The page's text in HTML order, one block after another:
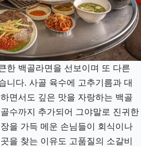
한 백골라면을 선보이며 또 다른
니다. 사골 육수에 고추기름과 대
면서도 깊은 맛을 자랑하는 백골
수까지 추가되어 그야말로 진귀한
을 가득 메운 손님들이 회식이나
을 찾는 이유도 고품질의 소갈비